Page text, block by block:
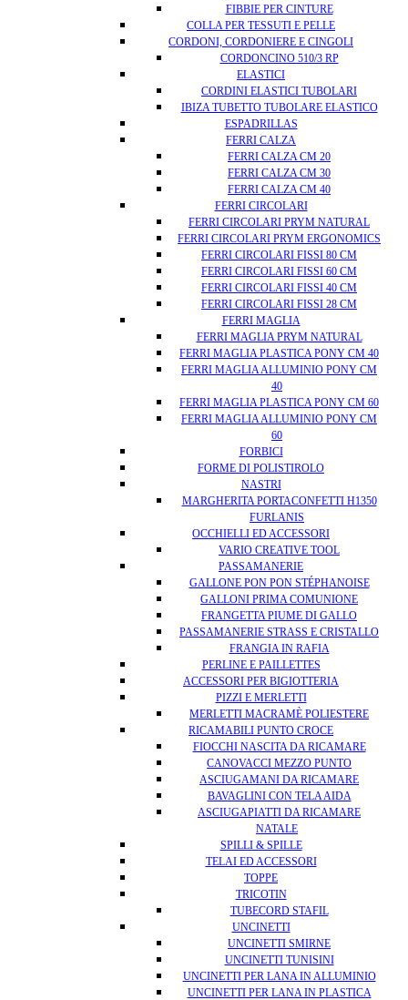
FIBBIE PER CINTURE
COLLA PER TESSUTI E PELLE
CORDONI, CORDONIERE E CINGOLI
CORDONCINO 510/3 RP
ELASTICI
CORDINI ELASTICI TUBOLARI
IBIZA TUBETTO TUBOLARE ELASTICO
ESPADRILLAS
FERRI CALZA
FERRI CALZA CM 20
FERRI CALZA CM 30
FERRI CALZA CM 40
FERRI CIRCOLARI
FERRI CIRCOLARI PRYM NATURAL
FERRI CIRCOLARI PRYM ERGONOMICS
FERRI CIRCOLARI FISSI 80 CM
FERRI CIRCOLARI FISSI 60 CM
FERRI CIRCOLARI FISSI 40 CM
FERRI CIRCOLARI FISSI 28 CM
FERRI MAGLIA
FERRI MAGLIA PRYM NATURAL
FERRI MAGLIA PLASTICA PONY CM 40
FERRI MAGLIA ALLUMINIO PONY CM
40
FERRI MAGLIA PLASTICA PONY CM 60
FERRI MAGLIA ALLUMINIO PONY CM
60
FORBICI
FORME DI POLISTIROLO
NASTRI
MARGHERITA PORTACONFETTI H1350
FURLANIS
OCCHIELLI ED ACCESSORI
VARIO CREATIVE TOOL
PASSAMANERIE
GALLONE PON PON STÉPHANOISE
GALLONI PRIMA COMUNIONE
FRANGETTA PIUME DI GALLO
PASSAMANERIE STRASS E CRISTALLO
FRANGIA IN RAFIA
PERLINE E PAILLETTES
ACCESSORI PER BIGIOTTERIA
PIZZI E MERLETTI
MERLETTI MACRAMÈ POLIESTERE
RICAMABILI PUNTO CROCE
FIOCCHI NASCITA DA RICAMARE
CANOVACCI MEZZO PUNTO
ASCIUGAMANI DA RICAMARE
BAVAGLINI CON TELA AIDA
ASCIUGAPIATTI DA RICAMARE
NATALE
SPILLI & SPILLE
TELAI ED ACCESSORI
TOPPE
TRICOTIN
TUBECORD STAFIL
UNCINETTI
UNCINETTI SMIRNE
UNCINETTI TUNISINI
UNCINETTI PER LANA IN ALLUMINIO
UNCINETTI PER LANA IN PLASTICA